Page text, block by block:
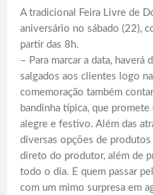
A tradicional Feira Livre de
aniversário no sábado (22),
partir das 8h.
– Para marcar a data,
salgados aos clientes logo
comemoração também
bandinha típica, que
alegre e festivo. Além das
diversas opções de
direto do produtor, além de
todo o dia. E quem passar
com um mimo surpresa em